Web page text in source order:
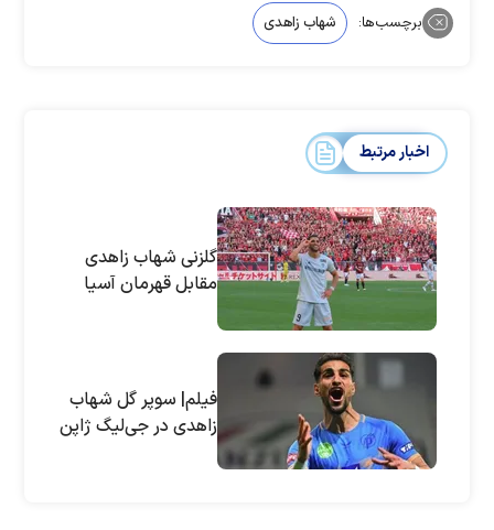
برچسب‌ها: شهاب زاهدی
اخبار مرتبط
گلزنی شهاب زاهدی
مقابل قهرمان آسیا
فیلم| سوپر گل شهاب
زاهدی در جی‌لیگ ژاپن